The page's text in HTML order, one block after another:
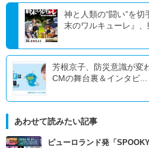
神と人類の“闘い”を
末のワルキューレ』、
芳根京子、防災意識が変
CMの舞台裏＆インタビ...
あわせて読みたい記事
ピューロランド発「